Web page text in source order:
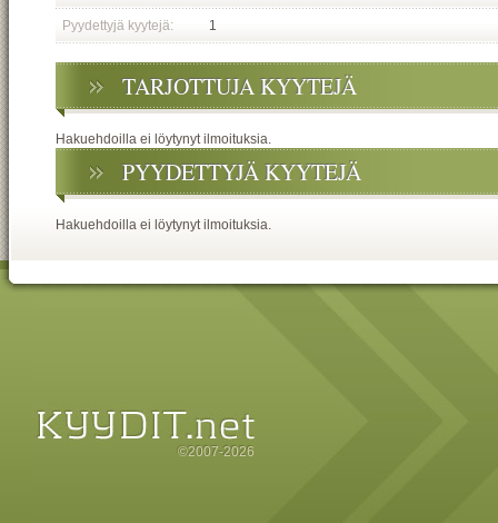
Pyydettyjä kyytejä: 1
TARJOTTUJA KYYTEJÄ
Hakuehdoilla ei löytynyt ilmoituksia.
PYYDETTYJÄ KYYTEJÄ
Hakuehdoilla ei löytynyt ilmoituksia.
©2007-2026